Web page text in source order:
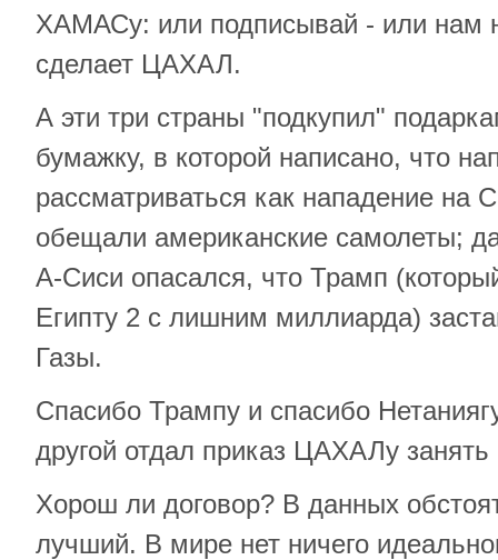
ХАМАСу: или подписывай - или нам
сделает ЦАХАЛ.
А эти три страны "подкупил"
бумажку, в которой написано, что
рассматриваться как нападение на
обещали американские самолеты;
А-Сиси опасался, что Трамп
Египту 2 с лишним миллиарда)
Газы.
Спасибо Трампу и спасибо
другой отдал приказ ЦАХАЛу занять
Хорош ли договор? В данных
лучший. В мире нет ничего